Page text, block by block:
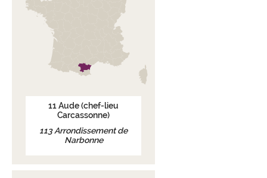
11Aude(chef-lieu
Carcassonne)
113Arrondissement de
Narbonne